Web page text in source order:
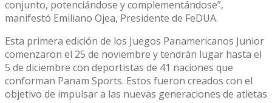
conjunto, potenciándose y complementándose”,
manifestó Emiliano Ojea, Presidente de FeDUA.
Esta primera edición de los Juegos Panamericanos Junior
comenzaron el 25 de noviembre y tendrán lugar hasta el
5 de diciembre con deportistas de 41 naciones que
conforman Panam Sports. Estos fueron creados con el
objetivo de impulsar a las nuevas generaciones de atletas